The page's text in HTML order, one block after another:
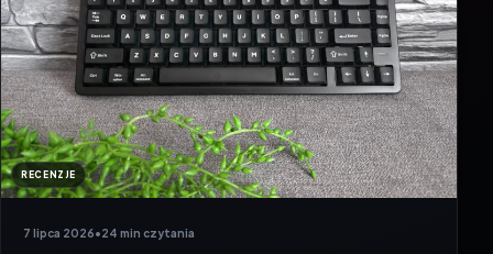
RECENZJE
7 lipca 2026•24 min czytania